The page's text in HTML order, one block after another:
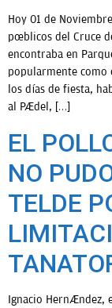
CARTAS DEL
ENTREVISTAS
OPINIÓN
PROGRAMAS
Hoy 01 de
públicos del Cruce
encontraba en
popularmente como
los días de fiesta,
al Pádel, […]
EL
NO
TELDE
Ignacio Hernández,